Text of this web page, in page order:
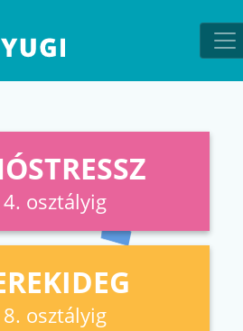
4. osztályig
osztályig